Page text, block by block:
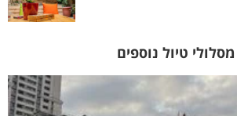
מסלולי טיול נוספים